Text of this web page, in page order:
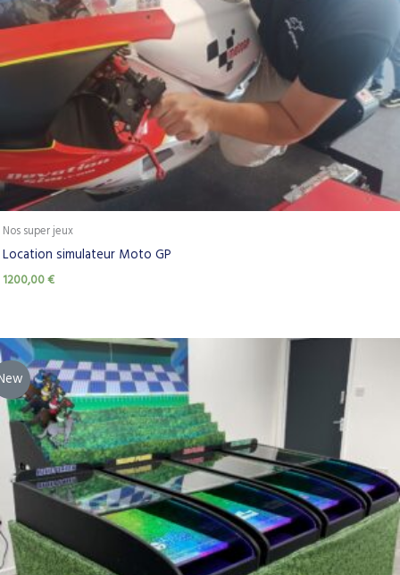
Nos super jeux
Location simulateur Moto GP
1200,00€